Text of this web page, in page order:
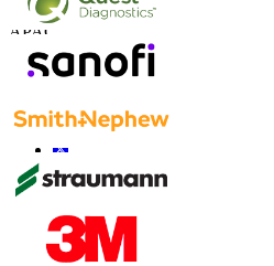
UK+44 808 502 0280 (Toll Free )
APAC
sales@fortunebusinessinsights.com